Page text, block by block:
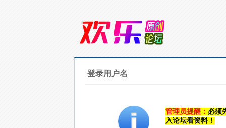
登录用户名
管理员提醒： 必须
入论坛看资料！